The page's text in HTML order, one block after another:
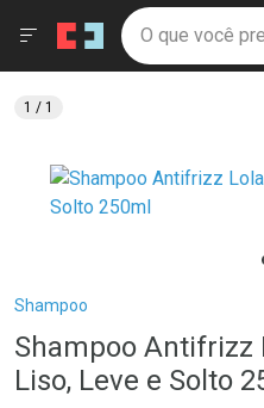
Drogaria São
Ir direto para a home
pela
Ir direto para o conteúdo
Ir direto para a busca
Ir direto para a conta
Ir direto para a notificações
Ir direto para o carrinho
Ir direto para o menu
Faça a sua busca
O que você
Menu
Breadcrumb
Shampoo
Shampoo Antifrizz
Liso, Leve e Solto
1 / 1